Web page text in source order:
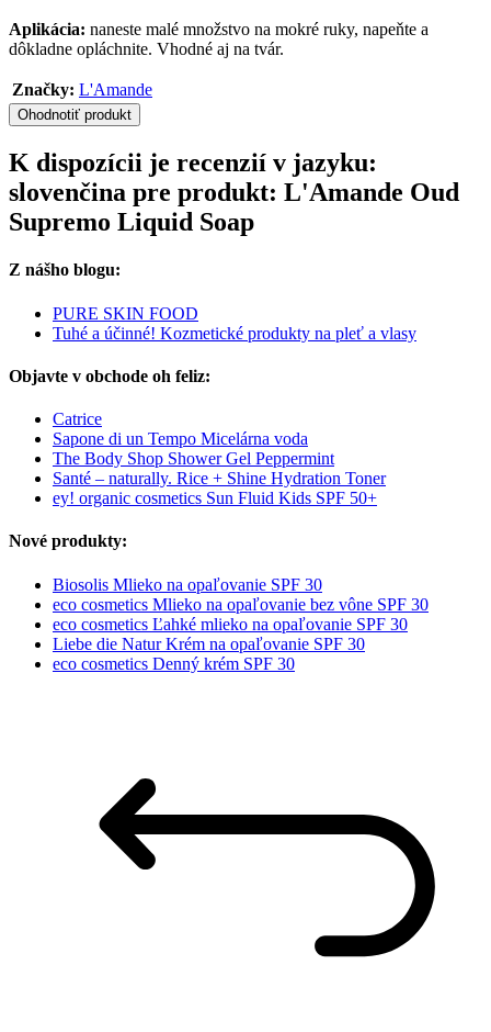
Aplikácia: naneste malé množstvo na mokré ruky, napeňte a
dôkladne opláchnite. Vhodné aj na tvár.
Značky: L'Amande
Ohodnotiť produkt
K dispozícii je recenzií v jazyku:
slovenčina pre produkt: L'Amande Oud
Supremo Liquid Soap
Z nášho blogu:
PURE SKIN FOOD
Tuhé a účinné! Kozmetické produkty na pleť a vlasy
Objavte v obchode oh feliz:
Catrice
Sapone di un Tempo Micelárna voda
The Body Shop Shower Gel Peppermint
Santé – naturally. Rice + Shine Hydration Toner
ey! organic cosmetics Sun Fluid Kids SPF 50+
Nové produkty:
Biosolis Mlieko na opaľovanie SPF 30
eco cosmetics Mlieko na opaľovanie bez vône SPF 30
eco cosmetics Ľahké mlieko na opaľovanie SPF 30
Liebe die Natur Krém na opaľovanie SPF 30
eco cosmetics Denný krém SPF 30